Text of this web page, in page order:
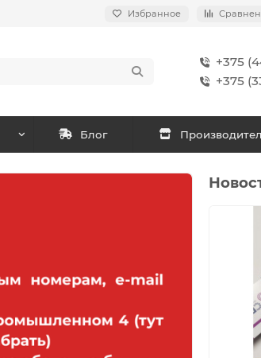
Избранное
+375
+375
Блог